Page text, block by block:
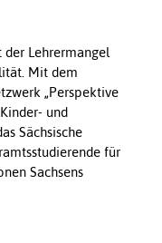
der Lehrermangel
Mit dem
„Perspektive
und
Sächsische
für
Sachsens